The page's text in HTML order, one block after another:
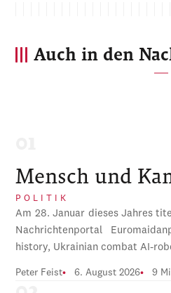
Auch in den
Mensch und
POLITIK
Am 28. Januar dieses Jahres
Nachrichtenportal
history, Ukrainian combat AI-
Peter Feist 6. August 2026 9